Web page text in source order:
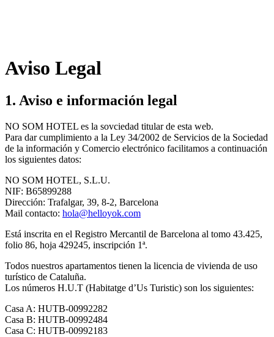
Aviso Legal
1. Aviso e información legal
NO SOM HOTEL es la sovciedad titular de esta web.
Para dar cumplimiento a la Ley 34/2002 de Servicios de la Sociedad
de la información y Comercio electrónico facilitamos a continuación
los siguientes datos:
NO SOM HOTEL, S.L.U.
NIF: B65899288
Dirección: Trafalgar, 39, 8-2, Barcelona
Mail contacto: hola@helloyok.com
Está inscrita en el Registro Mercantil de Barcelona al tomo 43.425,
folio 86, hoja 429245, inscripción 1ª.
Todos nuestros apartamentos tienen la licencia de vivienda de uso
turístico de Cataluña.
Los números H.U.T (Habitatge d’Us Turistic) son los siguientes:
Casa A: HUTB-00992282
Casa B: HUTB-00992484
Casa C: HUTB-00992183